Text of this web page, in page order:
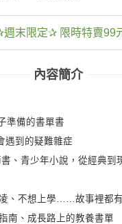
週末限定✰ 限時特賣99
內容簡介
準備的書單書
遇到的疑難雜症
、青少年小說，從經典到
、不想上學……故事裡都有
南、成長路上的教養書單